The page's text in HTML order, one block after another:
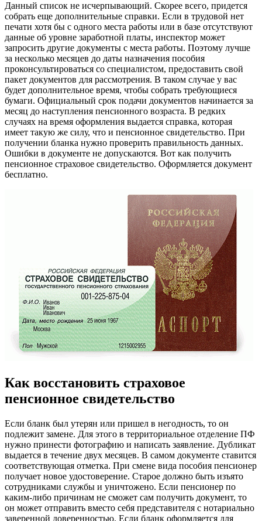
Данный список не исчерпывающий. Скорее всего, придется
собрать еще дополнительные справки. Если в трудовой нет
печати хотя бы с одного места работы или в базе отсутствуют
данные об уровне заработной платы, инспектор может
запросить другие документы с места работы. Поэтому лучше
за несколько месяцев до даты назначения пособия
проконсультироваться со специалистом, предоставить свой
пакет документов для рассмотрения. В таком случае у вас
будет дополнительное время, чтобы собрать требующиеся
бумаги. Официальный срок подачи документов начинается за
месяц до наступления пенсионного возраста. В редких
случаях на время оформления выдается справка, которая
имеет такую же силу, что и пенсионное свидетельство. При
получении бланка нужно проверить правильность данных.
Ошибки в документе не допускаются. Вот как получить
пенсионное страховое свидетельство. Оформляется документ
бесплатно.
Как восстановить страховое
пенсионное свидетельство
Если бланк был утерян или пришел в негодность, то он
подлежит замене. Для этого в территориальное отделение ПФ
нужно принести фотографию и написать заявление. Дубликат
выдается в течение двух месяцев. В самом документе ставится
соответствующая отметка. При смене вида пособия пенсионер
получает новое удостоверение. Старое должно быть изъято
сотрудниками службы и уничтожено. Если пенсионер по
каким-либо причинам не сможет сам получить документ, то
он может отправить вместо себя представителя с нотариально
заверенной доверенностью. Если бланк оформляется для